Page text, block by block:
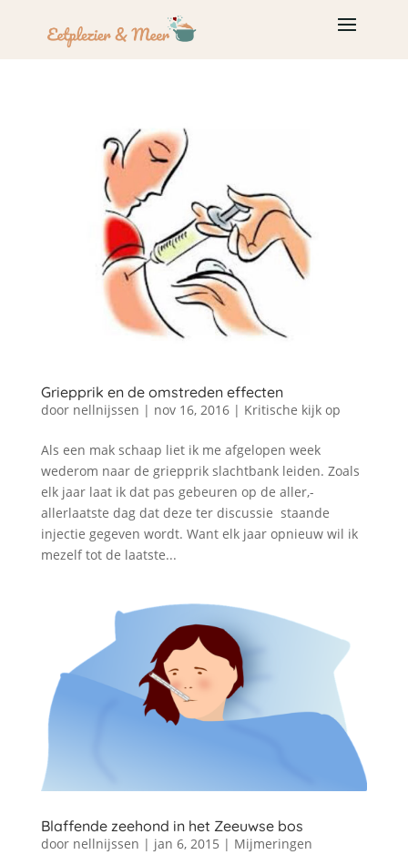
Griepprik en de omstreden effecten
door nellnijssen | nov 16, 2016| Kritische kijk op
Als een mak schaap liet ik me afgelopen week
wederom naar de griepprik slachtbank leiden. Zoals
elk jaar laat ik dat pas gebeuren op de aller,-
allerlaatste dag dat deze ter discussie staande
injectie gegeven wordt. Want elk jaar opnieuw wil ik
mezelf tot de laatste...
Blaffende zeehond in het Zeeuwse bos
door nellnijssen | jan 6, 2015 | Mijmeringen